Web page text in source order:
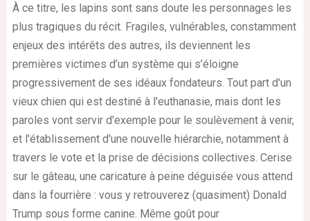
À ce titre, les lapins sont sans doute les personnages les
plus tragiques du récit. Fragiles, vulnérables, constamment
enjeux des intérêts des autres, ils deviennent les
premières victimes d’un système qui s’éloigne
progressivement de ses idéaux fondateurs. Tout part d'un
vieux chien qui est destiné à l'euthanasie, mais dont les
paroles vont servir d'exemple pour le soulèvement à venir,
et l'établissement d'une nouvelle hiérarchie, notamment à
travers le vote et la prise de décisions collectives. Cerise
sur le gâteau, une caricature à peine déguisée vous attend
dans la fourrière : vous y retrouverez (quasiment) Donald
Trump sous forme canine. Même goût pour